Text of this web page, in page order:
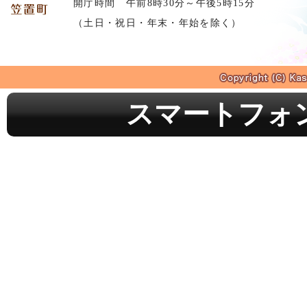
開庁時間 午前8時30分～午後5時15分
（土日・祝日・年末・年始を除く）
スマートフォ